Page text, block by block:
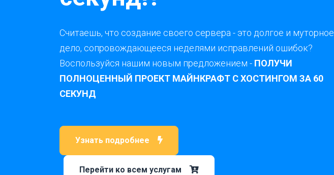
Считаешь, что создание своего сервера - это долгое и муторное
дело, сопровождающееся неделями исправлений ошибок?
Воспользуйся нашим новым предложением - ПОЛУЧИ
ПОЛНОЦЕННЫЙ ПРОЕКТ МАЙНКРАФТ С ХОСТИНГОМ ЗА 60
СЕКУНД
Узнать подробнее
Перейти ко всем услугам